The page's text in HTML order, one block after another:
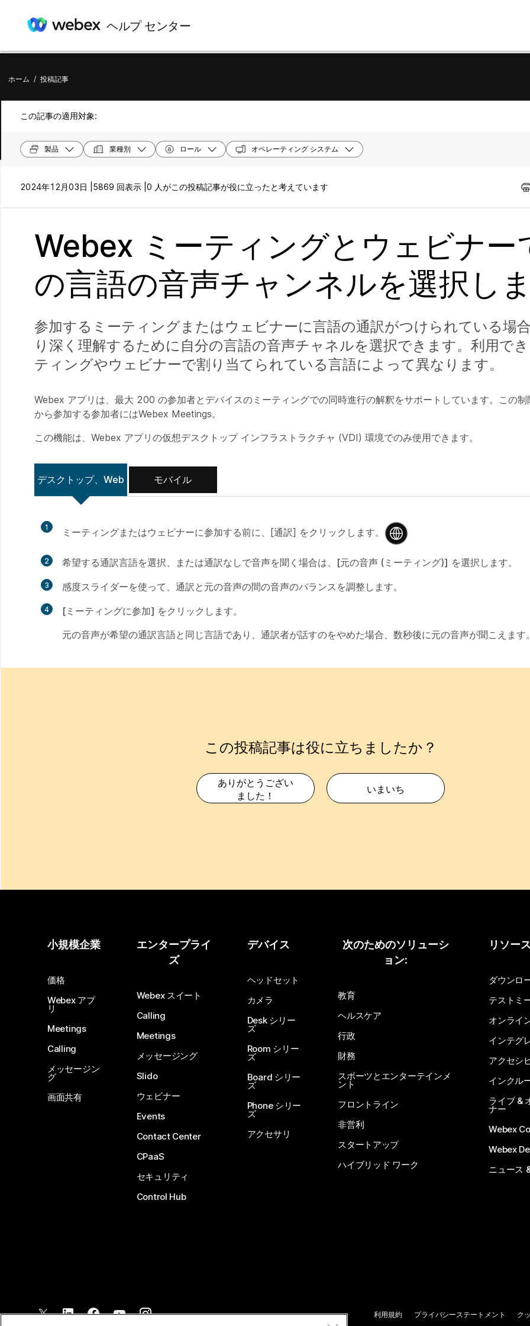
ヘルプ センター
ホーム / 投稿記事
この記事の適用対象:
製品 業種別 ロール オペレーティング システム
2024年12月03日 | 5869 回表示 | 0 人がこの投稿記事が役に立ったと考えています
Webex ミーティングとウェビナー
の言語の音声チャンネルを選択し
参加するミーティングまたはウェビナーに言語の通訳がつけられている場
り深く理解するために自分の言語の音声チャネルを選択できます。利用で
ティングやウェビナーで割り当てられている言語によって異なります。
Webex アプリは、最大 200 の参加者とデバイスのミーティングでの同時進行の解釈をサポートしています。この
から参加する参加者にはWebex Meetings。
この機能は、Webex アプリの仮想デスクトップ インフラストラクチャ (VDI) 環境でのみ使用できます。
デスクトップ、Web モバイル
1 ミーティングまたはウェビナーに参加する前に、[通訳] をクリックします。
2 希望する通訳言語を選択、または通訳なしで音声を聞く場合は、 [元の音声 (ミーティング)] を選択します。
3 感度スライダーを使って、通訳と元の音声の間の音声のバランスを調整します。
4 [ミーティングに参加] をクリックします。
元の音声が希望の通訳言語と同じ言語であり、通訳者が話すのをやめた場合、数秒後に元の音声が聞こえます
この投稿記事は役に立ちましたか？
ありがとうござい
ました！
いまいち
小規模企業
価格
Webex アプ
リ
Meetings
Calling
メッセージン
グ
画面共有
エンタープライ
ズ
Webex スイート
Calling
Meetings
メッセージング
Slido
ウェビナー
Events
Contact Center
CPaaS
セキュリティ
Control Hub
デバイス
ヘッドセット
カメラ
Desk シリー
ズ
Room シリー
ズ
Board シリー
ズ
Phone シリー
ズ
アクセサリ
次のためのソリューシ
ョン:
教育
ヘルスケア
行政
財務
スポーツとエンターテインメ
ント
フロントライン
非営利
スタートアップ
ハイブリッド ワーク
リソー
ダウンロ
テストミ
オンライ
インテグ
アクセシ
インクル
ライブ &
ナー
Webex
Webex
ニュース
利用規約 プライバシーステートメント ク